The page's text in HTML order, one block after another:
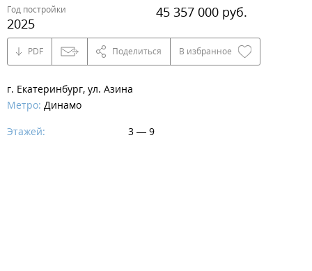
Год постройки
2025
45 357 000 руб.
PDF Поделиться В избранное
г. Екатеринбург, ул. Азина
Метро: Динамо
Этажей:
3 — 9